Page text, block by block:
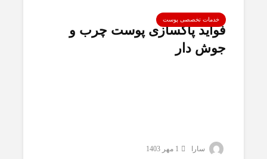
خدمات تخصصی پوست
فواید پاکسازی پوست چرب و
جوش دار
سارا 1 مهر 1403